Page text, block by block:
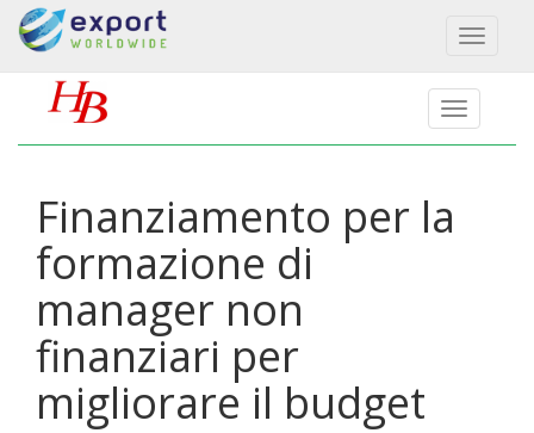
Toggle
Finanziamento per la
formazione di
manager non
finanziari per
migliorare il budget